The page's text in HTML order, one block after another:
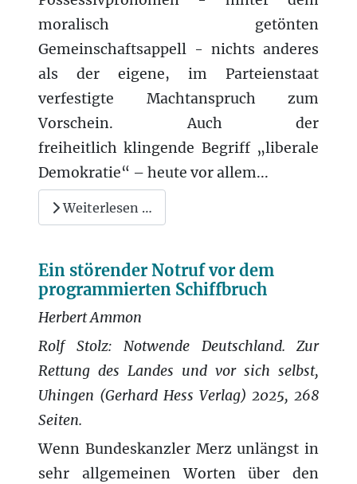
moralisch getönten
Gemeinschaftsappell - nichts anderes
als der eigene, im Parteienstaat
verfestigte Machtanspruch zum
Vorschein. Auch der
freiheitlich klingende Begriff „liberale
Demokratie“ – heute vor allem...
Weiterlesen …
Ein störender Notruf vor dem
programmierten Schiffbruch
Herbert Ammon
Rolf Stolz: Notwende Deutschland. Zur
Rettung des Landes und vor sich selbst,
Uhingen (Gerhard Hess Verlag) 2025, 268
Seiten.
Wenn Bundeskanzler Merz unlängst in
sehr allgemeinen Worten über den